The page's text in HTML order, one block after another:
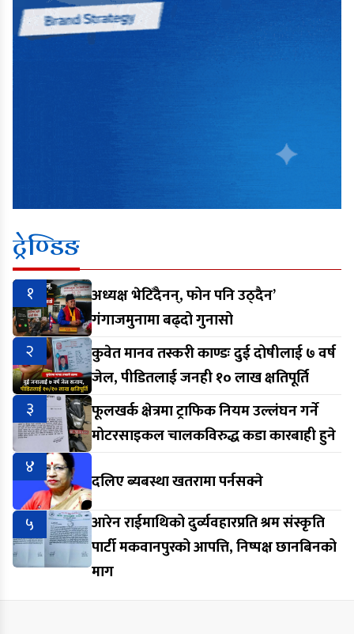
ट्रेण्डिङ
१
अध्यक्ष भेटिँदैनन्, फोन पनि उठ्दैन’
गंगाजमुनामा बढ्दो गुनासो
२
कुवेत मानव तस्करी काण्डः दुई दोषीलाई ७ वर्ष
जेल, पीडितलाई जनही १० लाख क्षतिपूर्ति
३
फूलखर्क क्षेत्रमा ट्राफिक नियम उल्लंघन गर्ने
मोटरसाइकल चालकविरुद्ध कडा कारबाही हुने
४
दलिए ब्यबस्था खतरामा पर्नसक्ने
५
आरेन राईमाथिको दुर्व्यवहारप्रति श्रम संस्कृति
पार्टी मकवानपुरको आपत्ति, निष्पक्ष छानबिनको
माग